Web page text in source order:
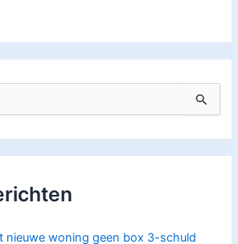
nieuwe woning geen box 3-schuld